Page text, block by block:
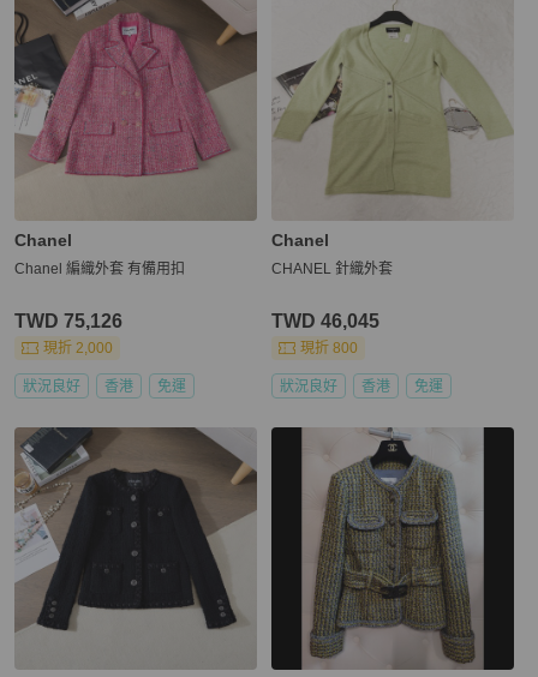
Chanel
Chanel 編織外套 有備用扣
TWD 75,126
現折 2,000
狀況良好 香港 免運
Chanel
CHANEL 針織外套
TWD 46,045
現折 800
狀況良好 香港 免運